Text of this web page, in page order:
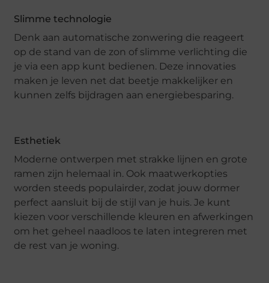
Slimme technologie
Denk aan automatische zonwering die reageert
op de stand van de zon of slimme verlichting die
je via een app kunt bedienen. Deze innovaties
maken je leven net dat beetje makkelijker en
kunnen zelfs bijdragen aan energiebesparing.
Esthetiek
Moderne ontwerpen met strakke lijnen en grote
ramen zijn helemaal in. Ook maatwerkopties
worden steeds populairder, zodat jouw dormer
perfect aansluit bij de stijl van je huis. Je kunt
kiezen voor verschillende kleuren en afwerkingen
om het geheel naadloos te laten integreren met
de rest van je woning.